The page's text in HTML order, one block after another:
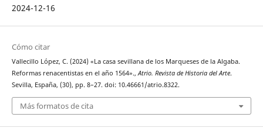
2024-12-16
Cómo citar
Vallecillo López, C. (2024) «La casa sevillana de los Marqueses de la Algaba.
Reformas renacentistas en el año 1564».,Atrio. Revista de Historia del Arte.
Sevilla, España, (30), pp. 8–27. doi: 10.46661/atrio.8322.
Más formatos de cita